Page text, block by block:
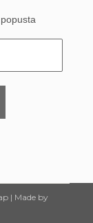
| Made by